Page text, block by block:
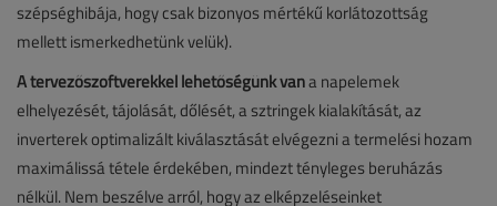
szépséghibája, hogy csak bizonyos mértékű korlátozottság
mellett ismerkedhetünk velük).
A tervezőszoftverekkel lehetőségünk vana napelemek
elhelyezését, tájolását, dőlését, a sztringek kialakítását, az
inverterek optimalizált kiválasztását elvégezni a termelési hozam
maximálissá tétele érdekében, mindezt tényleges beruházás
nélkül. Nem beszélve arról, hogy az elképzeléseinket